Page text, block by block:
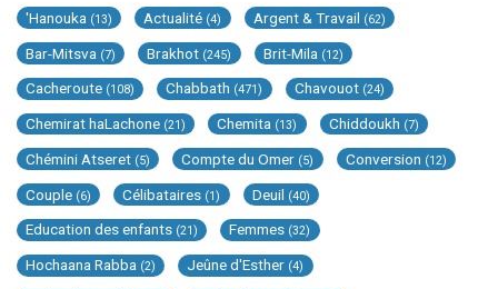
'Hanouka (13) Actualité (4) Argent & Travail (62)
Bar-Mitsva (7) Brakhot (245) Brit-Mila (12)
Cacheroute (108) Chabbath (471) Chavouot (24)
Chemirat haLachone (21) Chemita (13) Chiddoukh (7)
Chémini Atseret (5) Compte du Omer (5) Conversion (12)
Couple (6) Célibataires (1) Deuil (40)
Education des enfants (21) Femmes (32)
Hochaana Rabba (2) Jeûne d'Esther (4)